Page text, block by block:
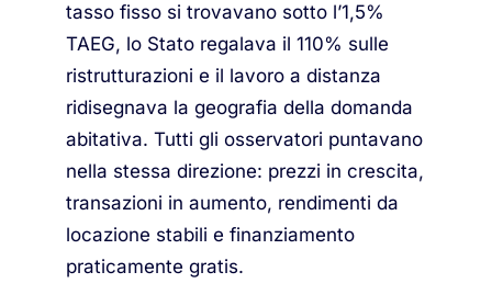
tasso fisso si trovavano sotto l’1,5%
TAEG, lo Stato regalava il 110% sulle
ristrutturazioni e il lavoro a distanza
ridisegnava la geografia della domanda
abitativa. Tutti gli osservatori puntavano
nella stessa direzione: prezzi in crescita,
transazioni in aumento, rendimenti da
locazione stabili e finanziamento
praticamente gratis.